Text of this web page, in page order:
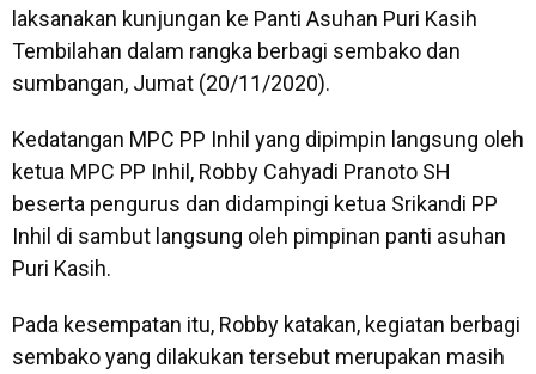
laksanakan kunjungan ke Panti Asuhan Puri Kasih
Tembilahan dalam rangka berbagi sembako dan
sumbangan, Jumat (20/11/2020).
Kedatangan MPC PP Inhil yang dipimpin langsung oleh
ketua MPC PP Inhil, Robby Cahyadi Pranoto SH
beserta pengurus dan didampingi ketua Srikandi PP
Inhil di sambut langsung oleh pimpinan panti asuhan
Puri Kasih.
Pada kesempatan itu, Robby katakan, kegiatan berbagi
sembako yang dilakukan tersebut merupakan masih